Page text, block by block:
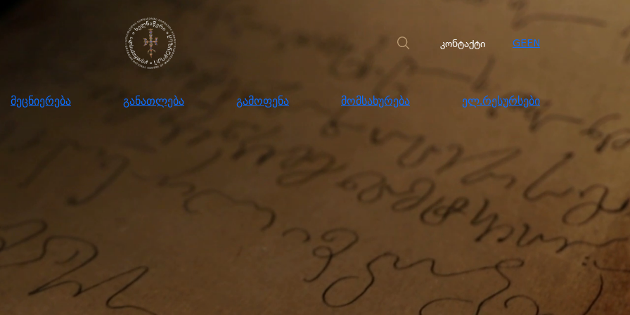
კონტაქტი GEEN
მეცნიერება განათლება გამოფენა მომსახურება ელ.რესურსები
განათლება მომსახურება